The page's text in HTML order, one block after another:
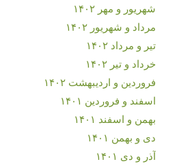
شهریور و مهر ۱۴۰۲
مرداد و شهریور ۱۴۰۲
تیر و مرداد ۱۴۰۲
خرداد و تیر ۱۴۰۲
فروردین و اردیبهشت ۱۴۰۲
اسفند و فروردین ۱۴۰۱
بهمن و اسفند ۱۴۰۱
دی و بهمن ۱۴۰۱
آذر و دی ۱۴۰۱